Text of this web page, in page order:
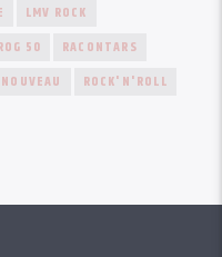
LMV ROCK
50
RACONTARS
ROCK'N'ROLL